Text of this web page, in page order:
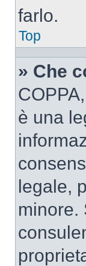
farlo.
Top
» Che
è una
legale,
minore.